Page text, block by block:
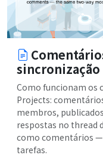
sincronização
Como funcionam os
Projects:
membros,
respostas no thread
como comentários
tarefas.